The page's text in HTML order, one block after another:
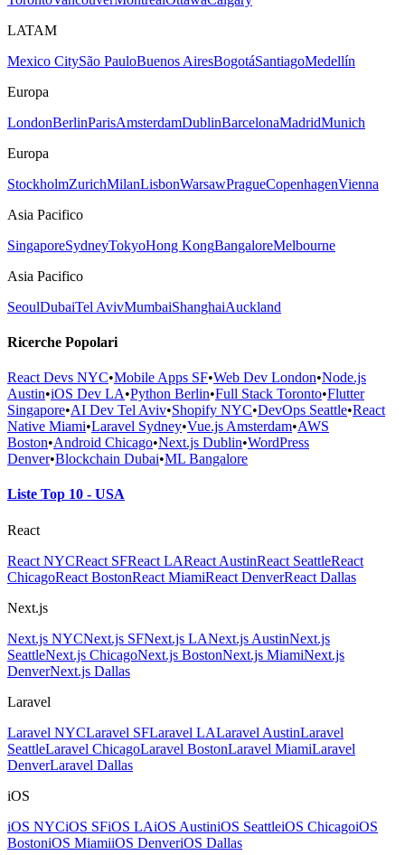
LATAM
Mexico CitySão PauloBuenos AiresBogotáSantiagoMedellín
Europa
LondonBerlinParisAmsterdamDublinBarcelonaMadridMunich
Europa
StockholmZurichMilanLisbonWarsawPragueCopenhagenVienna
Asia Pacifico
SingaporeSydneyTokyoHong KongBangaloreMelbourne
Asia Pacifico
SeoulDubaiTel AvivMumbaiShanghaiAuckland
Ricerche Popolari
React Devs NYC•Mobile Apps SF•Web Dev London•Node.js
Austin•iOS Dev LA•Python Berlin•Full Stack Toronto•Flutter
Singapore•AI Dev Tel Aviv•Shopify NYC•DevOps Seattle•React
Native Miami•Laravel Sydney•Vue.js Amsterdam•AWS
Boston•Android Chicago•Next.js Dublin•WordPress
Denver•Blockchain Dubai•ML Bangalore
Liste Top 10 - USA
React
React NYCReact SFReact LAReact AustinReact SeattleReact
ChicagoReact BostonReact MiamiReact DenverReact Dallas
Next.js
Next.js NYCNext.js SFNext.js LANext.js AustinNext.js
SeattleNext.js ChicagoNext.js BostonNext.js MiamiNext.js
DenverNext.js Dallas
Laravel
Laravel NYCLaravel SFLaravel LALaravel AustinLaravel
SeattleLaravel ChicagoLaravel BostonLaravel MiamiLaravel
DenverLaravel Dallas
iOS
iOS NYCiOS SFiOS LAiOS AustiniOS SeattleiOS ChicagoiOS
BostoniOS MiamiiOS DenveriOS Dallas